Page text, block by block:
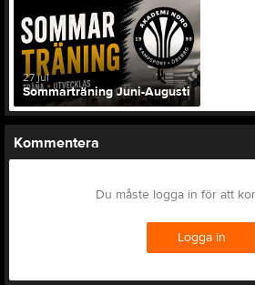
27 jul
Sommarträning Juni-Augusti
Kommentera
Du måste logga in för att
Logga in